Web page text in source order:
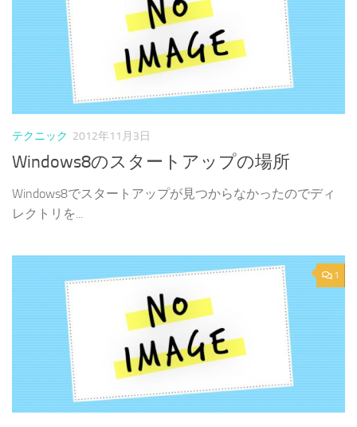
テクニック 2012年11月3日
Windows8のスタートアップの場所
Windows8でスタートアップが見つからなかったのでディ
レクトリを...
1